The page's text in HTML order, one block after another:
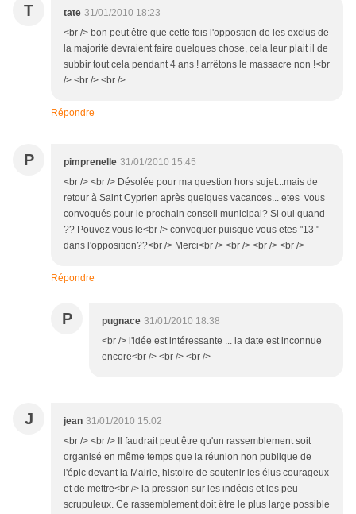
T tate 31/01/2010 18:23
<br /> bon peut être que cette fois l'oppostion de les exclus de
la majorité devraient faire quelques chose, cela leur plait il de
subbir tout cela pendant 4 ans ! arrêtons le massacre non !<br
/> <br /> <br />
Répondre
P pimprenelle 31/01/2010 15:45
<br /> <br /> Désolée pour ma question hors sujet...mais de
retour à Saint Cyprien après quelques vacances... etes vous
convoqués pour le prochain conseil municipal? Si oui quand
?? Pouvez vous le<br /> convoquer puisque vous etes "13 "
dans l'opposition??<br /> Merci<br /> <br /> <br /> <br />
Répondre
P pugnace 31/01/2010 18:38
<br /> l'idée est intéressante ... la date est inconnue
encore<br /> <br /> <br />
J jean 31/01/2010 15:02
<br /> <br /> Il faudrait peut être qu'un rassemblement soit
organisé en même temps que la réunion non publique de
l'épic devant la Mairie, histoire de soutenir les élus courageux
et de mettre<br /> la pression sur les indécis et les peu
scrupuleux. Ce rassemblement doit être le plus large possible